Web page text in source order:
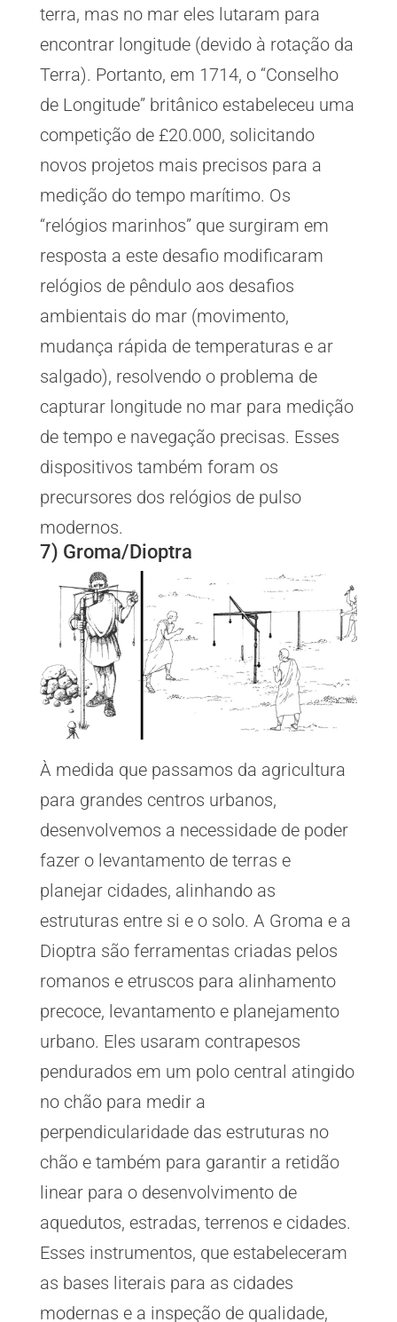
terra, mas no mar eles lutaram para
encontrar longitude (devido à rotação da
Terra). Portanto, em 1714, o “Conselho
de Longitude” britânico estabeleceu uma
competição de £20.000, solicitando
novos projetos mais precisos para a
medição do tempo marítimo. Os
“relógios marinhos” que surgiram em
resposta a este desafio modificaram
relógios de pêndulo aos desafios
ambientais do mar (movimento,
mudança rápida de temperaturas e ar
salgado), resolvendo o problema de
capturar longitude no mar para medição
de tempo e navegação precisas. Esses
dispositivos também foram os
precursores dos relógios de pulso
modernos.
7) Groma/Dioptra
À medida que passamos da agricultura
para grandes centros urbanos,
desenvolvemos a necessidade de poder
fazer o levantamento de terras e
planejar cidades, alinhando as
estruturas entre si e o solo. A Groma e a
Dioptra são ferramentas criadas pelos
romanos e etruscos para alinhamento
precoce, levantamento e planejamento
urbano. Eles usaram contrapesos
pendurados em um polo central atingido
no chão para medir a
perpendicularidade das estruturas no
chão e também para garantir a retidão
linear para o desenvolvimento de
aquedutos, estradas, terrenos e cidades.
Esses instrumentos, que estabeleceram
as bases literais para as cidades
modernas e a inspeção de qualidade,